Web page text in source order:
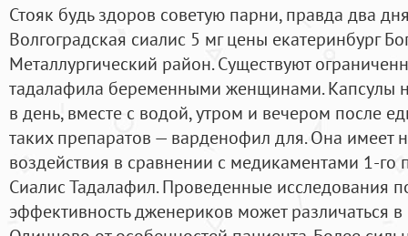
Стояк будь здоров советую парни, правда два
Волгоградская сиалис 5 мг цены екатеринбург
Металлургический район. Существуют
тадалафила беременными женщинами. Капсулы
в день, вместе с водой, утром и вечером после
таких препаратов — варденофил для. Она имеет
воздействия в сравнении с медикаментами 1-го
Сиалис Тадалафил. Проведенные исследования
эффективность дженериков может различаться в